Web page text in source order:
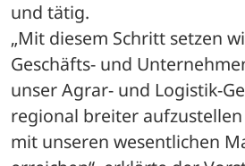
und tätig.
„Mit diesem Schritt setzen
Geschäfts- und
unser Agrar- und Logistik-
regional breiter
mit unseren wesentlichen